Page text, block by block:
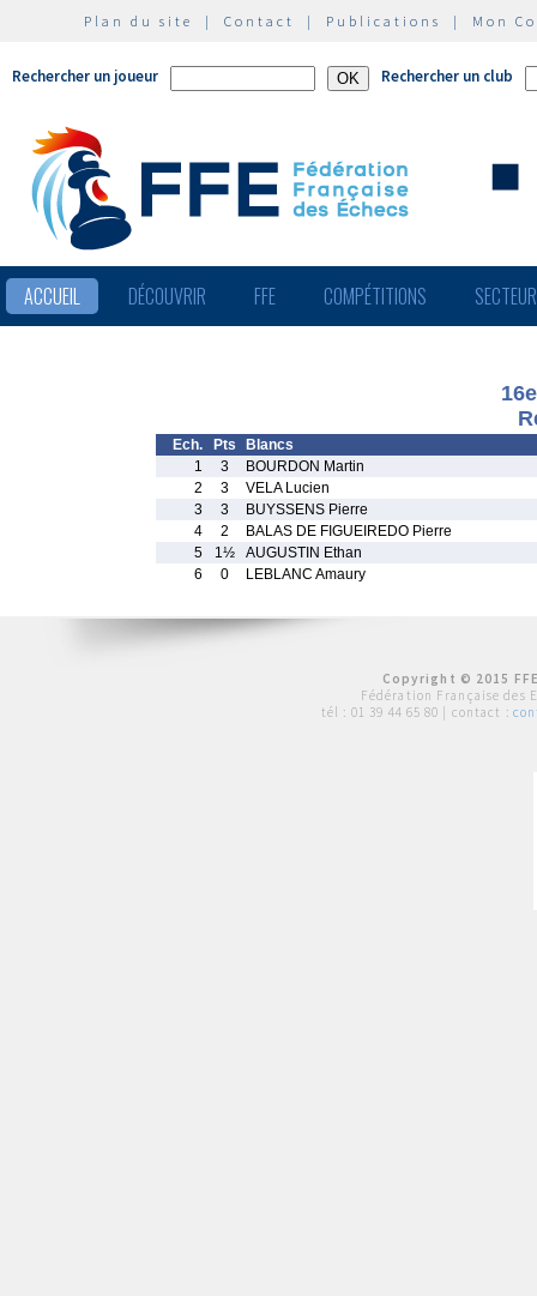
Plan du site | Contact | Publications | Mon
Rechercher un joueur Rechercher un club
ACCUEIL DÉCOUVRIR FFE COMPÉTITIONS
Ech. Pts
Blancs
1
3
BOURDON Martin
2
3
VELA Lucien
3
3
BUYSSENS Pierre
4
2
BALAS DE FIGUEIREDO Pierre
5
1½
AUGUSTIN Ethan
6
0 LEBLANC Amaury
Copyright © 2015
Fédération Française des
tél : 01 39 44 65 80 | contact :